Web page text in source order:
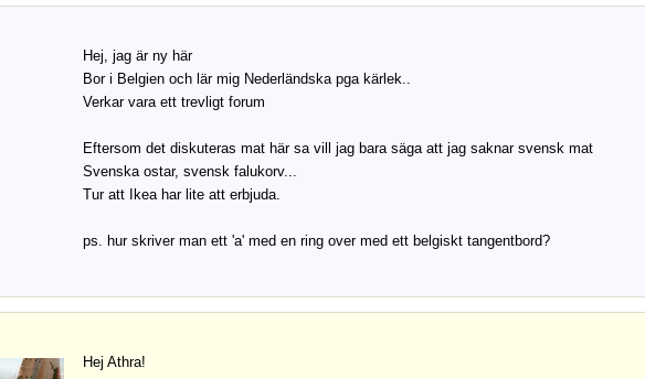
Hej, jag är ny här
Bor i Belgien och lär mig Nederländska pga kärlek..
Verkar vara ett trevligt forum
Eftersom det diskuteras mat här sa vill jag bara säga att jag saknar svensk mat
Svenska ostar, svensk falukorv...
Tur att Ikea har lite att erbjuda.
ps. hur skriver man ett 'a' med en ring over med ett belgiskt tangentbord?
Hej Athra!